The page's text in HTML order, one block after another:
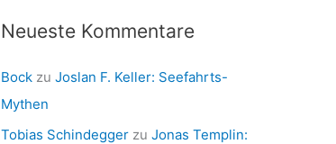
Neueste Kommentare
Bock zu Joslan F. Keller: Seefahrts-
Mythen
Tobias Schindegger zu Jonas Templin: